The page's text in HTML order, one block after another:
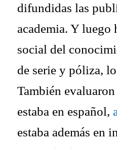
difundidas las
academia. Y
social del
de serie y póliza,
También
estaba en español,
estaba además en